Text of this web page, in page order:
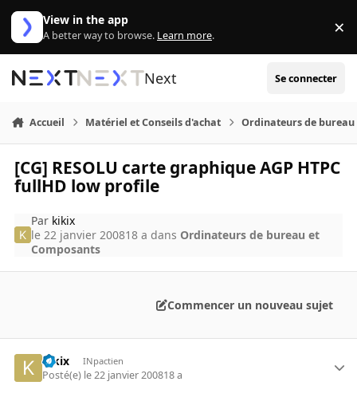
Aller au contenu
View in the app
A better way to browse. Learn more. ×
Next Se connecter
Accueil Matériel et Conseils d'achat Ordinateurs de bureau
[CG] RESOLU carte graphique AGP HTPC
fullHD low profile
Par kikix
le 22 janvier 200818 a dans Ordinateurs de bureau et
Composants
Commencer un nouveau sujet
kikix INpactien
Posté(e) le 22 janvier 200818 a